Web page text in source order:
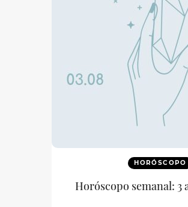
HORÓSCOPO
Horóscopo semanal: 3